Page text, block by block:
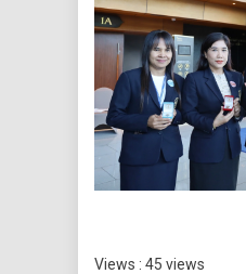
Views : 45 views